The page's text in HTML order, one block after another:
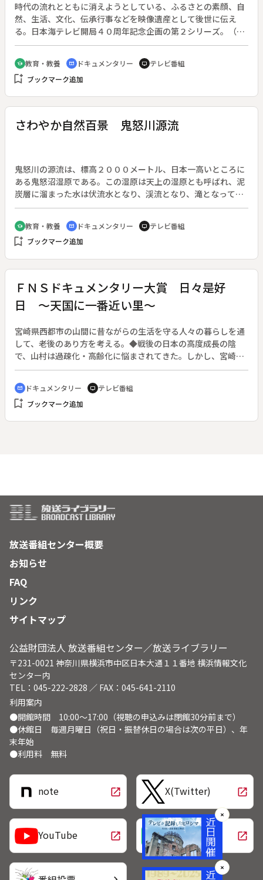
時代の流れとともに消えようとしている、ふるさとの素顔、自
然、生活、文化、伝承行事などを映像遺産として後世に伝え
る。日本海テレビ開局４０周年記念企画の第２シリーズ。（第
１シリーズは１９９９年４月４日～２０００年３月１２日、。
第２シリーズは２０００年４月２日～２００１年３月１１日、
ともに全２４回）◆浜田地方の「長浜人形」は、初孫にお祝い
として贈られ、桃や端午の節句に飾られる土人形。絵付けに博
る。職人はいまでは二人になったが、注文がある限りは生産し
たいと話す。
school 教育・教養 cinematic_blur ドキュメンタリー tv テレビ番組
bookmark_add ブックマーク追加
さわやか自然百景 鬼怒川源流
鬼怒川の源流は、標高２０００メートル、日本一高いところに
ある鬼怒沼湿原である。この湿原は天上の湿原とも呼ばれ、泥
炭層に溜まった水は伏流水となり、渓流となり、滝となって山
を下る。人間の入り込まない湿原は、生き物の楽園でもある。
school 教育・教養 cinematic_blur ドキュメンタリー tv テレビ番組
bookmark_add ブックマーク追加
ＦＮＳドキュメンタリー大賞 日々是好
日 ～天国に一番近い里～
宮崎県西都市の山間に昔ながらの生活を守る人々の暮らしを通
して、老後のあり方を考える。◆戦後の日本の高度成長の陰
で、山村は過疎化・高齢化に悩まされてきた。しかし、宮崎県
西都市のこの地区は１２戸２６人の過疎の山里であるが、老人
たちが生き生きと暮らしている。この地区最高齢の夫婦のゆっ
くりとした昔ながらの生活は、どことなく懐かしさを感じさせ
る。晴れたら畑仕事をし、雨が降ったら作業を止めるという自
cinematic_blur ドキュメンタリー tv テレビ番組
bookmark_add ブックマーク追加
放送番組センター概要
お知らせ
FAQ
リンク
サイトマップ
公益財団法人 放送番組センター／放送ライブラリー
〒231-0021 神奈川県横浜市中区日本大通１１番地 横浜情報文化
センター内
TEL：045-222-2828 ／ FAX：045-641-2110
利用案内
●開館時間 10:00～17:00（視聴の申込みは閉館30分前まで）
●休館日 毎週月曜日（祝日・振替休日の場合は次の平日）、年
末年始
●利用料 無料
note open_in_new X(Twitter) open_in_new
YouTube open_in_new LINE open_in_new
✕
✕